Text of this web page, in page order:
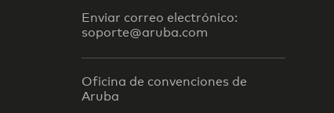
Enviar correo electrónico:
soporte@aruba.com
Oficina de convenciones de
Aruba